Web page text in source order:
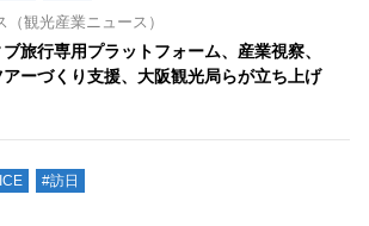
観光産業ニュース）
旅行専用プラットフォーム、産業視察、
ーづくり支援、大阪観光局らが立ち上げ
#訪日